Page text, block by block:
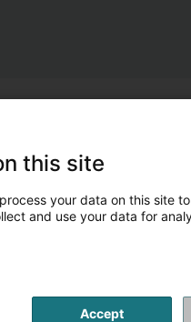
this site
your data on this site
and use your data for
Accept